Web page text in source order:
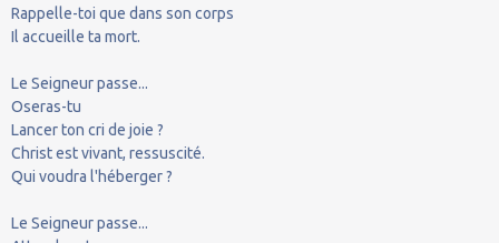
Rappelle-toi que dans son corps
Il accueille ta mort.
Le Seigneur passe...
Oseras-tu
Lancer ton cri de joie ?
Christ est vivant, ressuscité.
Qui voudra l'héberger ?
Le Seigneur passe...